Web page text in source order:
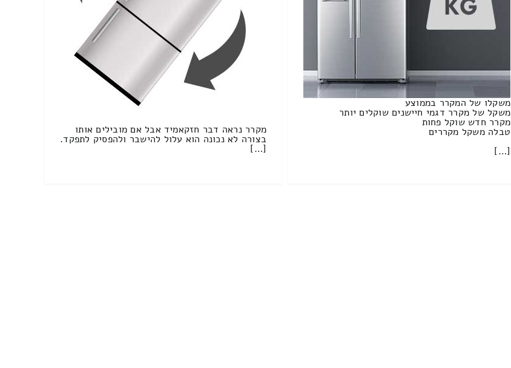
משקלו של המקרר בממוצע
משקל של מקרר דגמי חיישנים שוקלים יותר
מקרר חדש שוקל פחות
טבלה משקל מקררים
[…]
מקרר נראה דבר חזקאמיד אבל אם מובילים אותו
בצורה לא נכונה הוא עלול להישבר ולהפסיק לתפקד.
[…]